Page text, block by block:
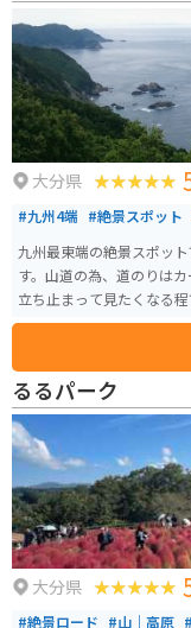
として最適です。道の駅
います。 周辺には、原尻の滝や沈堕の滝などの観光スポットがあります。道
の駅 きよかわは、自然豊
大分県
#九州4端 #絶景スポット
九州最東端の絶景スポッ
す。山道の為、道のりは
立ち止まって見たくなる
ポットです。
るるパーク
大分県
#絶景ロード #山｜高原